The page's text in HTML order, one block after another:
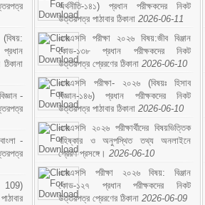
-
-
109)
অর্থনীতি-১৪১) প্রধান পরীক্ষকদের নিকট
উত্তরপত্র পাঠাবার ঠিকানা 2026-06-11
এসএসসি পরীক্ষা ২০২৬ বিষয়:জীব বিঞ্জান
কোড-১৩৮ প্রধান পরীক্ষকদের নিকট
উত্তরপত্র প্রেরণের ঠিকানা 2026-06-10
এসএসসি পরীক্ষা- ২০২৬ (বিষয়ঃ হিসাব
বিজ্ঞান-১৪৬) প্রধান পরীক্ষকদের নিকট
উত্তরপত্র পাঠাবার ঠিকানা 2026-06-10
এসএসসি ২০২৬ পরীক্ষার্থীদের বিষয়ভিত্তিক
বহিষ্কার ও অনুপস্থিত তথ্য অনলাইনে
প্রেরণ প্রসঙ্গে। 2026-06-10
এসএসসি পরীক্ষা ২০২৬ বিষয়: বিঞ্জান
কোড-১২৭ প্রধান পরীক্ষকদের নিকট
উত্তরপত্র প্রেরণের ঠিকানা 2026-06-09